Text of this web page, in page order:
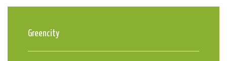
Greencity